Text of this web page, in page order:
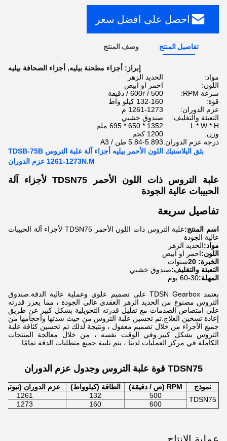
احصل على افضل سعر
تفاصيل المنتج وصف المنتج
إبراز: أجزاء مطحنة بيليه, أجزاء الصحافة بيليه
مواد:
الحديد الزهر
اللون:
احمر او ابيض
سرعة RPM:
500 / 600r / دقيقة
قوة:
132-160 كيلو واط
عزم الدوران:
1261-1273 م
التعبئة والتغليف:
صندوق خشبي
L * W * H:
1352 * 650 * 695 ملم
وزن:
1200 كجم
درجة عزم الدوران:5.84-5.893 طن / A3
بثق البلاستيك اللون الأحمر بيليه أجزاء آلة علبة التروس TDSB-75B
1261-1273N.M عزم الدوران
علبة التروس ذات اللون الأحمر TDSN75 لأجزاء آلة
الحبيبات عالية الجودة
تفاصيل سريعة
اسم المنتج:
علبة التروس ذات اللون الأحمر TDSN75 لأجزاء آلة الحبيبات
عالية الجودة
مواد:الحديد الزهر
اللون:احمر او ابيض
الخبرة: 20
سنوات
التعبئة والتغليف:صندوق خشبي
المهلة:30-60 يوم
يعتمد TDSN Gearbox على تصميم علوي وعملية عالية الدقة.صندوق
التروس مصنوع من الحديد الزهر العقدي عالي الجودة ، مما يعزز قدرته
على امتصاص الصدمات مع تقليل قدرته التحويلية بشكل كبير عن طريق
إعادة تسخين العلاج.تم تحسين علبة التروس من حيث شدتها وأحجامها من
جميع الأجزاء من خلال تصميم معقول ، ونتيجة لذلك تم تحسين كثافة علبة
التروس بشكل كبير.وفي الوقت نفسه ، من خلال معالجة المنتجات
الكاملة في مركز العمليات لدينا ، يتم تلبية جميع متطلبات الدقة تمامًا.
TDSN75 قوة علبة التروس وجدول عزم الدوران
نموذج RPM (ص / دقيقة) الطاقة (كيلوواط)
عزم الدوران (نيوتن
TDSN75
500
132
1261
600
160
1273